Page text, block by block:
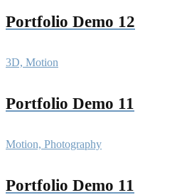
Portfolio Demo 12
3D, Motion
Portfolio Demo 11
Motion, Photography
Portfolio Demo 11